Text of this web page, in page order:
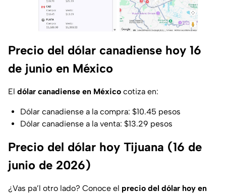
Precio del dólar canadiense hoy 16
de junio en México
El dólar canadiense en México cotiza en:
Dólar canadiense a la compra: $10.45 pesos
Dólar canadiense a la venta: $13.29 pesos
Precio del dólar hoy Tijuana (16 de
junio de 2026)
¿Vas pa’l otro lado? Conoce el precio del dólar hoy en